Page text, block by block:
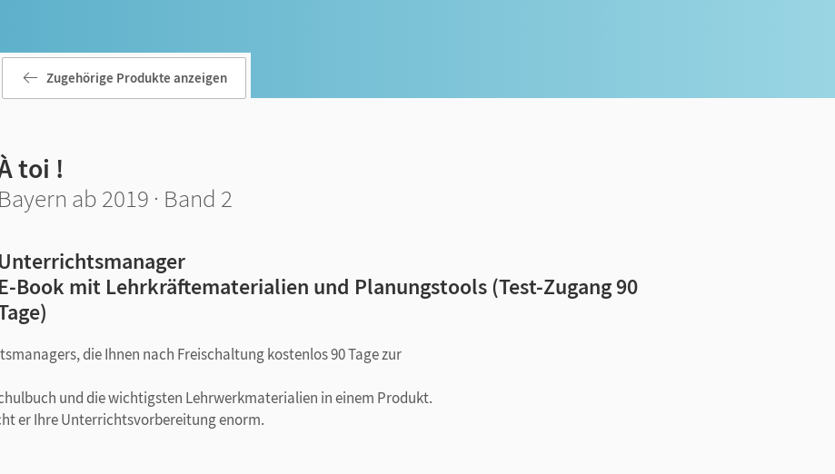
Zugehörige Produkte anzeigen
toi !
Bayern ab 2019 · Band 2
Unterrichtsmanager
E-Book mit Lehrkräftematerialien und Planungstools (Test-Zugang 90
die Ihnen nach Freischaltung kostenlos 90 Tage zur
und die wichtigsten Lehrwerkmaterialien in einem Produkt.
er Ihre Unterrichtsvorbereitung enorm.